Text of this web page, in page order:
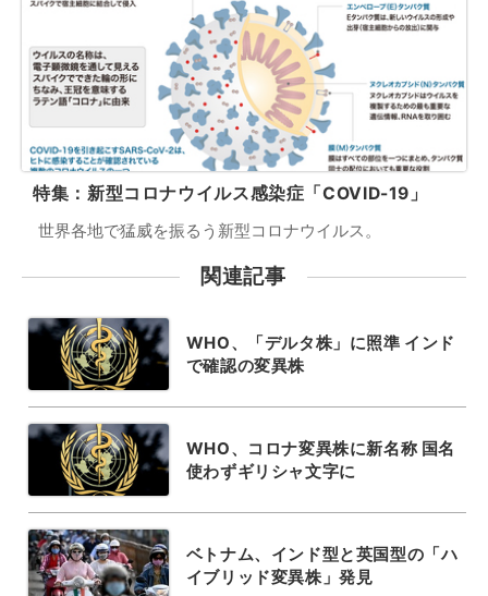
特集：新型コロナウイルス感染症「COVID-19」
世界各地で猛威を振るう新型コロナウイルス。
関連記事
WHO、「デルタ株」に照準 インド
で確認の変異株
WHO、コロナ変異株に新名称 国名
使わずギリシャ文字に
ベトナム、インド型と英国型の「ハ
イブリッド変異株」発見